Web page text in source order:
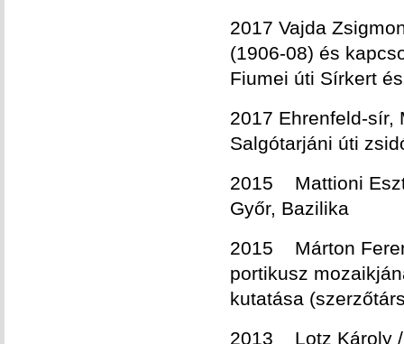
2017 Vajda
(1906-08) és
Fiumei úti Sírkert
2017 Ehrenfeld-sír,
Salgótarjáni úti
2015 Mattioni
Győr, Bazilika
2015 Márton
portikusz
kutatása
2013 Lotz Károly /